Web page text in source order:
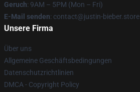
Geruch: 9AM – 5PM (Mon – Fri)
E-Mail senden: contact@justin-bieber.store
Unsere Firma
Über uns
Allgemeine Geschäftsbedingungen
Datenschutzrichtlinien
DMCA - Copyright Policy